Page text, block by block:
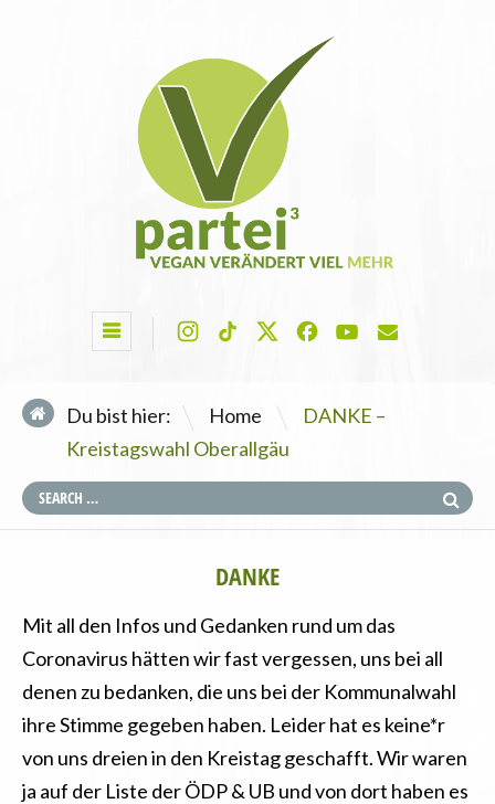
Du bist hier: Home \
DANKE –
Kreistagswahl Oberallgäu
DANKE
Mit all den Infos und Gedanken rund um das
Coronavirus hätten wir fast vergessen, uns bei all
denen zu bedanken, die uns bei der Kommunalwahl
ihre Stimme gegeben haben. Leider hat es keine*r
von uns dreien in den Kreistag geschafft. Wir waren
ja auf der Liste der ÖDP & UB und von dort haben es